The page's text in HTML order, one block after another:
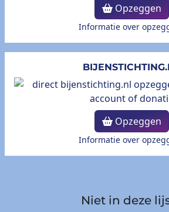
Opzeggen
Informatie over
Opzeggen
Informatie over
Niet in deze